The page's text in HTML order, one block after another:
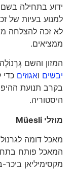
ידוע בתחילה בשם
למנוע בעיות של
לא זכה להצלחה
ממציאים.
המזון והשם גְּרָנוֹלָה זכו
יבשיםואגוזיםכדי
בקרב תנועת
היסטוריה.
מוזליMüesli
מאכל דומה